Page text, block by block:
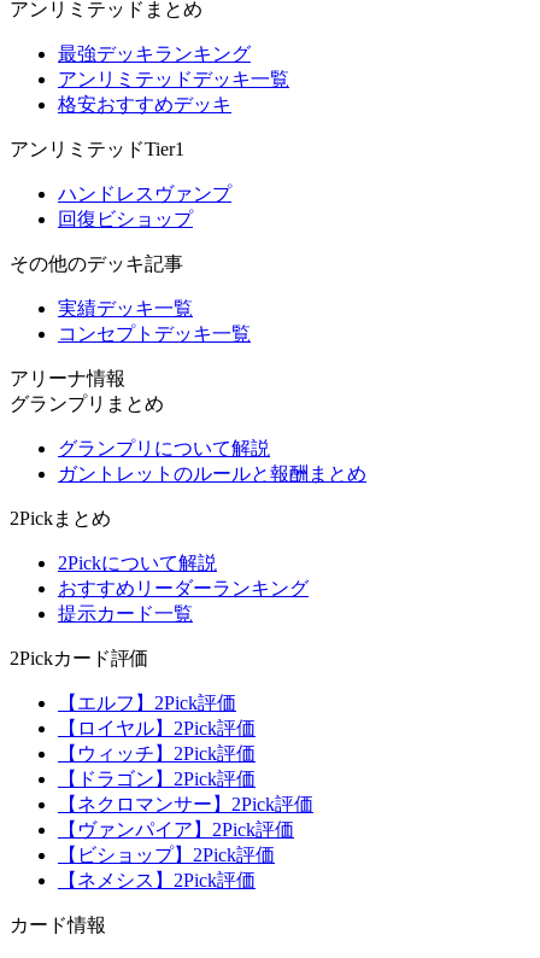
アンリミテッドまとめ
最強デッキランキング
アンリミテッドデッキ一覧
格安おすすめデッキ
アンリミテッドTier1
ハンドレスヴァンプ
回復ビショップ
その他のデッキ記事
実績デッキ一覧
コンセプトデッキ一覧
アリーナ情報
グランプリまとめ
グランプリについて解説
ガントレットのルールと報酬まとめ
2Pickまとめ
2Pickについて解説
おすすめリーダーランキング
提示カード一覧
2Pickカード評価
【エルフ】2Pick評価
【ロイヤル】2Pick評価
【ウィッチ】2Pick評価
【ドラゴン】2Pick評価
【ネクロマンサー】2Pick評価
【ヴァンパイア】2Pick評価
【ビショップ】2Pick評価
【ネメシス】2Pick評価
カード情報